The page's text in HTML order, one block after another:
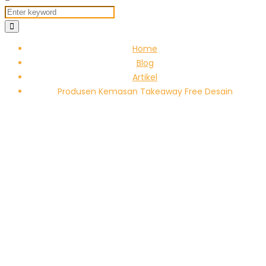
Home
Blog
Artikel
Produsen Kemasan Takeaway Free Desain